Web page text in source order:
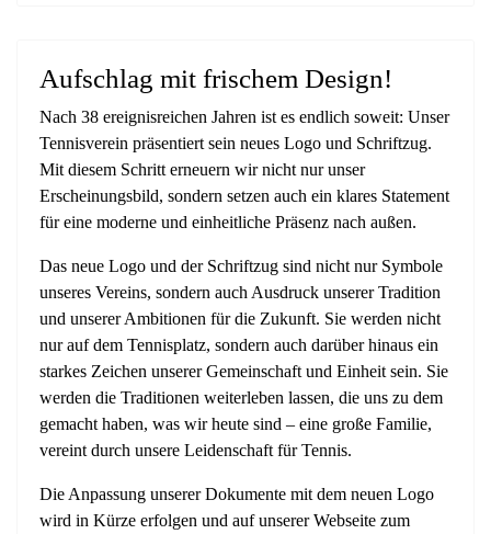
Aufschlag mit frischem Design!
Nach 38 ereignisreichen Jahren ist es endlich soweit: Unser
Tennisverein präsentiert sein neues Logo und Schriftzug.
Mit diesem Schritt erneuern wir nicht nur unser
Erscheinungsbild, sondern setzen auch ein klares Statement
für eine moderne und einheitliche Präsenz nach außen.
Das neue Logo und der Schriftzug sind nicht nur Symbole
unseres Vereins, sondern auch Ausdruck unserer Tradition
und unserer Ambitionen für die Zukunft. Sie werden nicht
nur auf dem Tennisplatz, sondern auch darüber hinaus ein
starkes Zeichen unserer Gemeinschaft und Einheit sein. Sie
werden die Traditionen weiterleben lassen, die uns zu dem
gemacht haben, was wir heute sind – eine große Familie,
vereint durch unsere Leidenschaft für Tennis.
Die Anpassung unserer Dokumente mit dem neuen Logo
wird in Kürze erfolgen und auf unserer Webseite zum